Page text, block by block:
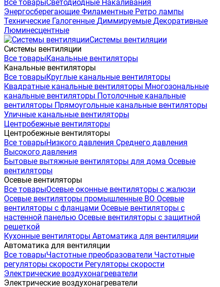
Все товарыСветодиодные Накаливания
Энергосберегающие Филаментные Ретро лампы
Технические Галогенные Диммируемые Декоративные
Люминесцентные
Системы вентиляции
Системы вентиляции
Все товарыКанальные вентиляторы
Канальные вентиляторы
Все товарыКруглые канальные вентиляторы
Квадратные канальные вентиляторы Многозональные
канальные вентиляторы Потолочные канальные
вентиляторы Прямоугольные канальные вентиляторы
Уличные канальные вентиляторы
Центробежные вентиляторы
Центробежные вентиляторы
Все товарыНизкого давления Среднего давления
Высокого давления
Бытовые вытяжные вентиляторы для дома Осевые
вентиляторы
Осевые вентиляторы
Все товарыОсевые оконные вентиляторы с жалюзи
Осевые вентиляторы промышленные ВО Осевые
вентиляторы с фланцами Осевые вентиляторы с
настенной панелью Осевые вентиляторы с защитной
решеткой
Кухонные вентиляторы Автоматика для вентиляции
Автоматика для вентиляции
Все товарыЧастотные преобразователи Частотные
регуляторы скорости Регуляторы скорости
Электрические воздухонагреватели
Электрические воздухонагреватели